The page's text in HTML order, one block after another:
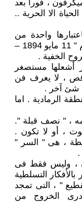
، فورا بعد
الا الحرية ..
واحدة من
أيقوناته العالمية ، قالت " مارتا جراهام " 11 مايو 1894 –
أشعلها مستصغر
، لا يعرف فن
شئ آخر .
الرمادية . اما
، " نصف قبلة ".
، أو لا تكون .
، هى " السر "
.
، وليس فقط فى
التسلطية
" ، التى تمجد
الخروج من